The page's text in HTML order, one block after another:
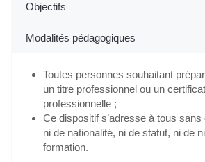
Objectifs
Modalités pédagogiques
Toutes personnes souhaitant
un titre professionnel ou un
professionnelle ;
Ce dispositif s’adresse à tous sans
ni de nationalité, ni de statut, ni de
formation.